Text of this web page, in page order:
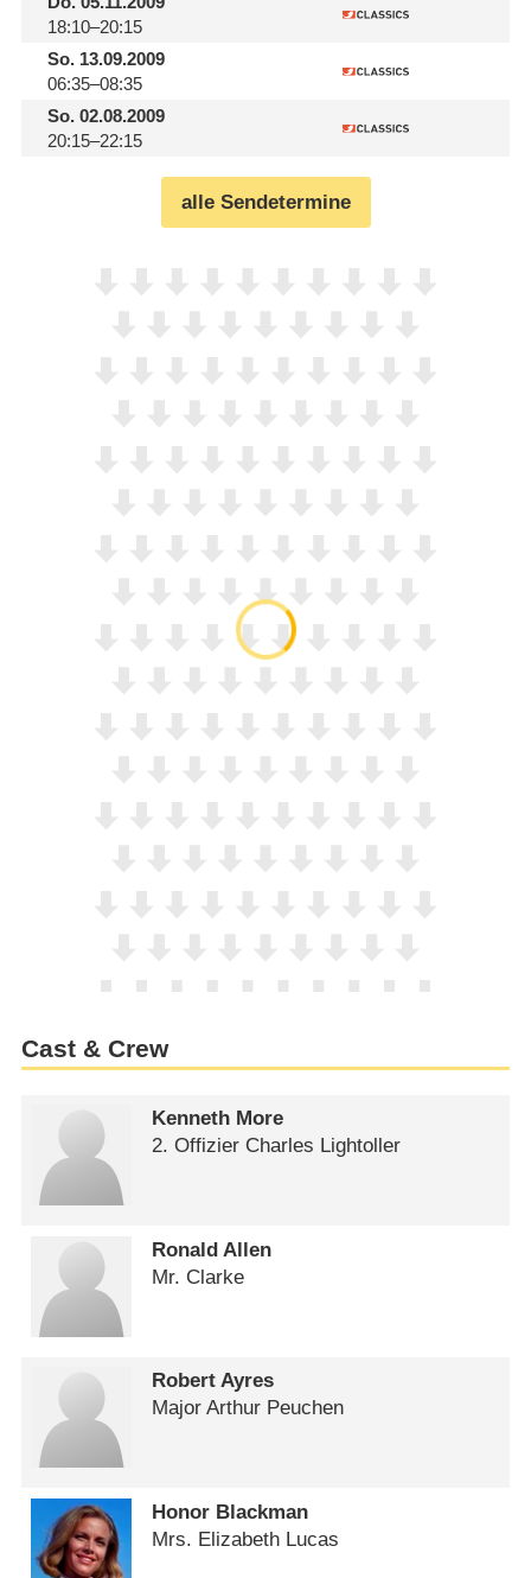
18:10–20:15
So.13.09.2009
06:35–08:35
So.02.08.2009
20:15–22:15
alle Sendetermine
Cast & Crew
Kenneth More
2. Offizier Charles Lightoller
Ronald Allen
Mr. Clarke
Robert Ayres
Major Arthur Peuchen
Honor Blackman
Mrs. Elizabeth Lucas